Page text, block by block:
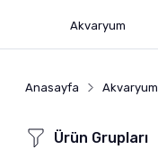
Akvaryum
Anasayfa Akvaryum
Ürün Grupları